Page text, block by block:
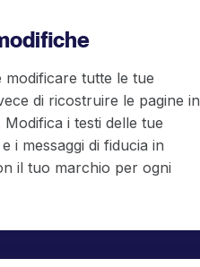
modificare tutte le tue
di ricostruire le pagine in
i testi delle tue
i messaggi di fiducia in
il tuo marchio per ogni